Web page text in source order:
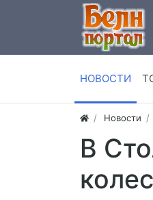
НОВОСТИ
Новости
В